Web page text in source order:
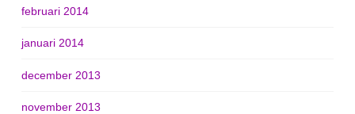
februari 2014
januari 2014
december 2013
november 2013